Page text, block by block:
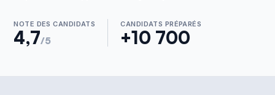
NOTE DES CANDIDATS
4,7/5
CANDIDATS PRÉPARÉS
+10 700